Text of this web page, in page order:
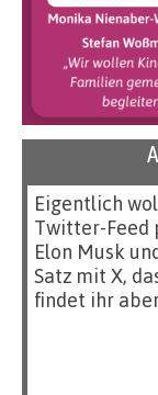
Eigentlich
Twitter-Feed
Elon Musk
Satz mit X,
findet ihr